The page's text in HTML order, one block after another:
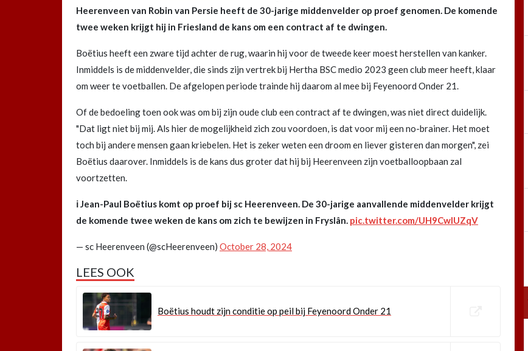
Heerenveen van Robin van Persie heeft de 30-jarige middenvelder op proef genomen. De komende
twee weken krijgt hij in Friesland de kans om een contract af te dwingen.
Boëtius heeft een zware tijd achter de rug, waarin hij voor de tweede keer moest herstellen van kanker.
Inmiddels is de middenvelder, die sinds zijn vertrek bij Hertha BSC medio 2023 geen club meer heeft, klaar
om weer te voetballen. De afgelopen periode trainde hij daarom al mee bij Feyenoord Onder 21.
Of de bedoeling toen ook was om bij zijn oude club een contract af te dwingen, was niet direct duidelijk.
"Dat ligt niet bij mij. Als hier de mogelijkheid zich zou voordoen, is dat voor mij een no-brainer. Het moet
toch bij andere mensen gaan kriebelen. Het is zeker weten een droom en liever gisteren dan morgen", zei
Boëtius daarover. Inmiddels is de kans dus groter dat hij bij Heerenveen zijn voetballoopbaan zal
voortzetten.
ℹ Jean-Paul Boëtius komt op proef bij sc Heerenveen. De 30-jarige aanvallende middenvelder krijgt
de komende twee weken de kans om zich te bewijzen in Fryslân. pic.twitter.com/UH9CwlUZqV
— sc Heerenveen (@scHeerenveen) October 28, 2024
LEES OOK
Boëtius houdt zijn conditie op peil bij Feyenoord Onder 21